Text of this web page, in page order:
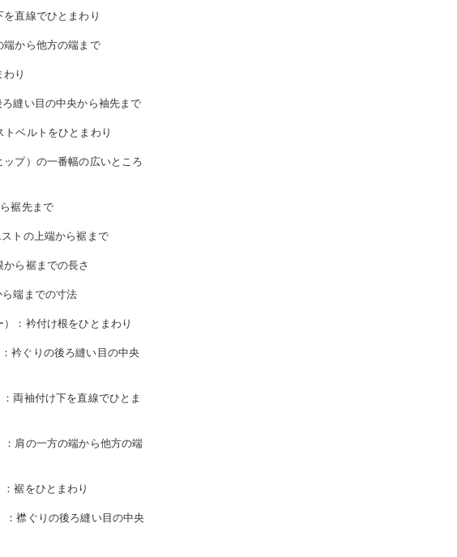
を直線でひとまわり
端から他方の端まで
り
縫い目の中央から袖先まで
トベルトをひとまわり
ップ）の一番幅の広いところ
裾先まで
トの上端から裾まで
ら裾までの長さ
端までの寸法
： 衿付け根をひとまわり
：衿ぐりの後ろ縫い目の中央
： 両袖付け下を直線でひとま
： 肩の一方の端から他方の端
：裾をひとまわり
：襟ぐりの後ろ縫い目の中央